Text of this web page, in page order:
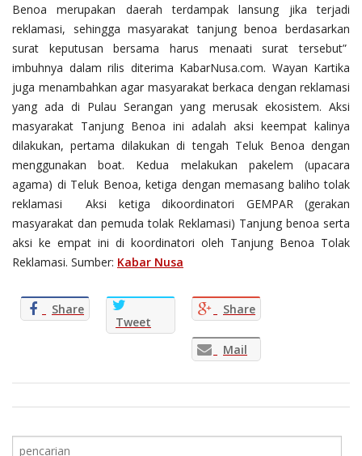
Benoa merupakan daerah terdampak lansung jika terjadi
reklamasi, sehingga masyarakat tanjung benoa berdasarkan
surat keputusan bersama harus menaati surat tersebut”
imbuhnya dalam rilis diterima KabarNusa.com. Wayan Kartika
juga menambahkan agar masyarakat berkaca dengan reklamasi
yang ada di Pulau Serangan yang merusak ekosistem. Aksi
masyarakat Tanjung Benoa ini adalah aksi keempat kalinya
dilakukan, pertama dilakukan di tengah Teluk Benoa dengan
menggunakan boat. Kedua melakukan pakelem (upacara
agama) di Teluk Benoa, ketiga dengan memasang baliho tolak
reklamasi Aksi ketiga dikoordinatori GEMPAR (gerakan
masyarakat dan pemuda tolak Reklamasi) Tanjung benoa serta
aksi ke empat ini di koordinatori oleh Tanjung Benoa Tolak
Reklamasi. Sumber: Kabar Nusa
Share
Tweet
Share
Mail